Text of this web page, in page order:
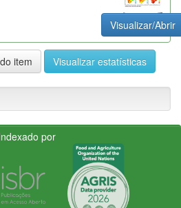
Visualizar/Abrir
item Visualizar estatísticas
por